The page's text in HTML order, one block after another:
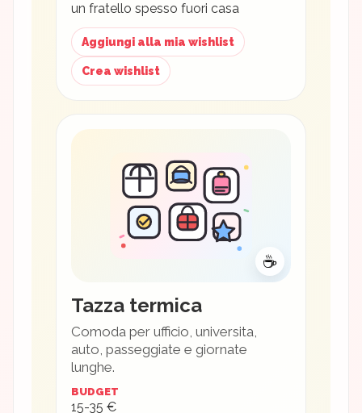
un fratello spesso fuori casa
Aggiungi alla mia wishlist
Crea wishlist
☕
Tazza termica
Comoda per ufficio, universita,
auto, passeggiate e giornate
lunghe.
BUDGET
15-35 €